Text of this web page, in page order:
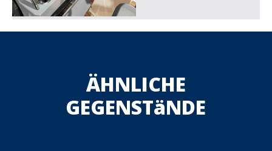
ÄHNLICHE
GEGENSTäNDE